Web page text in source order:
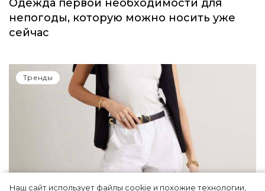
Наш сайт использует файлы cookie и похожие технологии,
Одежда первой необходимости для
непогоды, которую можно носить уже
сейчас
Тренды